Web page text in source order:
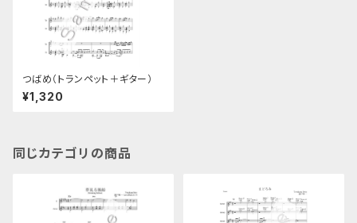
つばめ（トランペット＋ギター）
¥1,320
同じカテゴリの商品